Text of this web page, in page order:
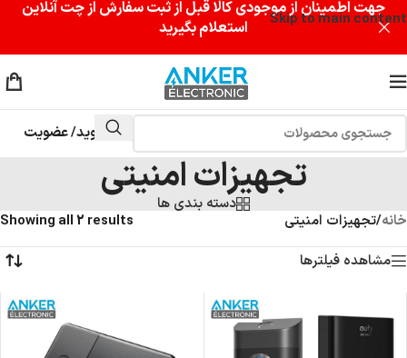
Skip to main content
جهت اطمینان از موجودی کالا قبل از ثبت سفارش از چت آنلاین
استعلام بگیرید
وارد شوید/ عضویت
تجهیزات امنیتی
دسته بندی ها
خانه/تجهیزات امنیتی
Showing all 2 results
مشاهده فیلترها